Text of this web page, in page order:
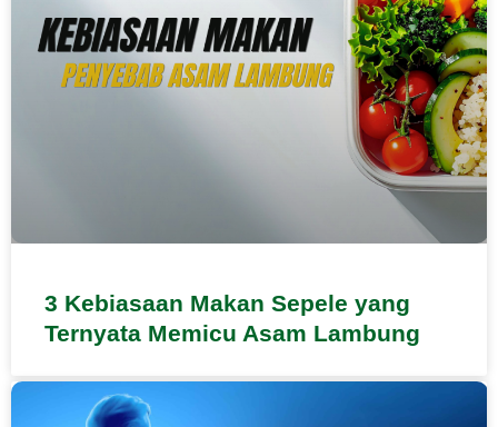
3 Kebiasaan Makan Sepele yang
Ternyata Memicu Asam Lambung